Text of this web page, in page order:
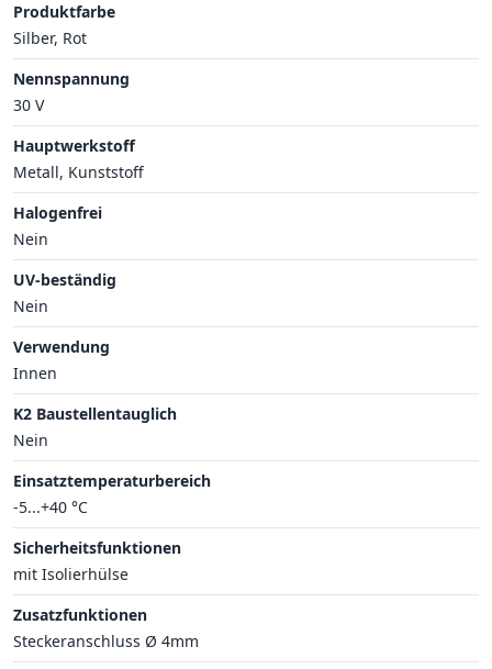
Produktfarbe
Silber, Rot
Nennspannung
30 V
Hauptwerkstoff
Metall, Kunststoff
Halogenfrei
Nein
UV-beständig
Nein
Verwendung
Innen
K2 Baustellentauglich
Nein
Einsatztemperaturbereich
-5...+40 °C
Sicherheitsfunktionen
mit Isolierhülse
Zusatzfunktionen
Steckeranschluss Ø 4mm